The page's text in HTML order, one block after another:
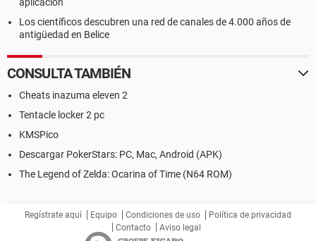
Los científicos descubren una red de canales de 4.000 años de
antigüedad en Belice
CONSULTA TAMBIÉN
Cheats inazuma eleven 2
Tentacle locker 2 pc
KMSPico
Descargar PokerStars: PC, Mac, Android (APK)
The Legend of Zelda: Ocarina of Time (N64 ROM)
Regístrate aquí Equipo Condiciones de uso
Política de privacidad
Contacto
Aviso legal